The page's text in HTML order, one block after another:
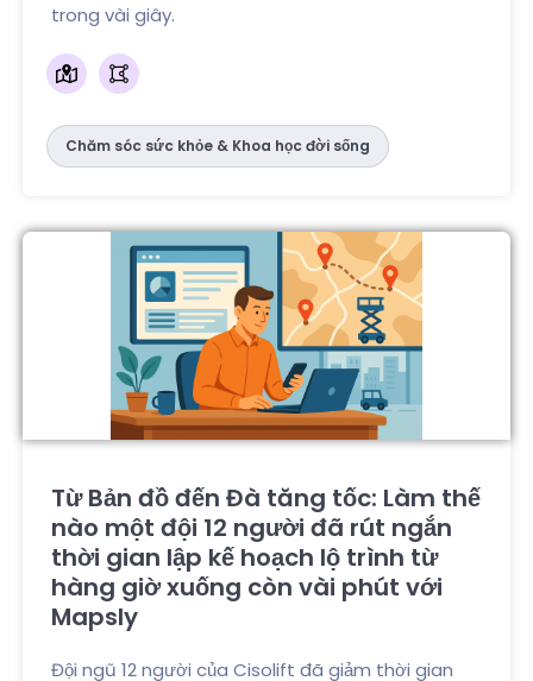
trong vài giây.
Chăm sóc sức khỏe & Khoa học đời sống
Từ Bản đồ đến Đà tăng tốc: Làm thế
nào một đội 12 người đã rút ngắn
thời gian lập kế hoạch lộ trình từ
hàng giờ xuống còn vài phút với
Mapsly
Đội ngũ 12 người của Cisolift đã giảm thời gian